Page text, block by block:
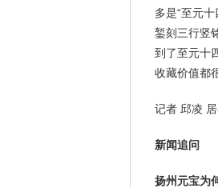
多是“至元
錾刻三行竖
到了至元十
收藏价值都
记者 邱凌
新闻追问
扬州元宝为